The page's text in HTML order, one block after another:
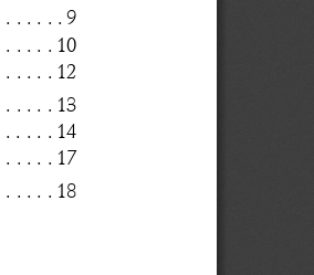
. . . . . . 9
. . . . . 10
. . . . . 12
. . . . 13
. . . . 14
. . . . 17
. . . . . 18